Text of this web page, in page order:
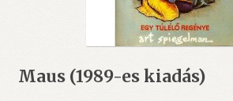
Maus (1989-es kiadás)